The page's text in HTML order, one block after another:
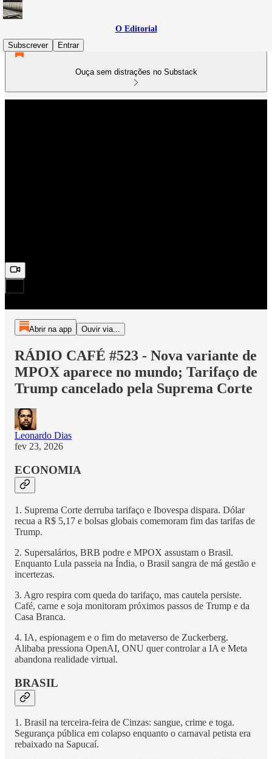
O Editorial
Subscrever
Entrar
Ouça sem distrações no Substack
Abrir na app Ouvir via...
RÁDIO CAFÉ #523 - Nova variante de
MPOX aparece no mundo; Tarifaço de
Trump cancelado pela Suprema Corte
Leonardo Dias
fev 23, 2026
ECONOMIA
1. Suprema Corte derruba tarifaço e Ibovespa dispara. Dólar
recua a R$ 5,17 e bolsas globais comemoram fim das tarifas de
Trump.
2. Supersalários, BRB podre e MPOX assustam o Brasil.
Enquanto Lula passeia na Índia, o Brasil sangra de má gestão e
incertezas.
3. Agro respira com queda do tarifaço, mas cautela persiste.
Café, carne e soja monitoram próximos passos de Trump e da
Casa Branca.
4. IA, espionagem e o fim do metaverso de Zuckerberg.
Alibaba pressiona OpenAI, ONU quer controlar a IA e Meta
abandona realidade virtual.
BRASIL
1. Brasil na terceira-feira de Cinzas: sangue, crime e toga.
Segurança pública em colapso enquanto o carnaval petista era
rebaixado na Sapucaí.